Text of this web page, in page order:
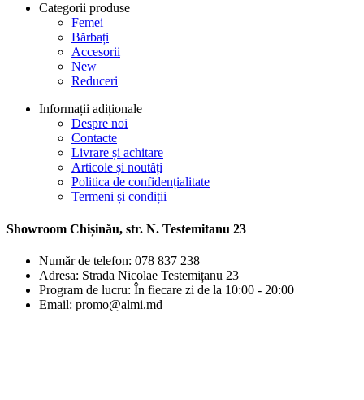
Categorii produse
Femei
Bărbați
Accesorii
New
Reduceri
Informații adiționale
Despre noi
Contacte
Livrare și achitare
Articole și noutăți
Politica de confidențialitate
Termeni și condiții
Showroom Chișinău, str. N. Testemitanu 23
Număr de telefon: 078 837 238
Adresa: Strada Nicolae Testemițanu 23
Program de lucru: În fiecare zi de la 10:00 - 20:00
Email: promo@almi.md